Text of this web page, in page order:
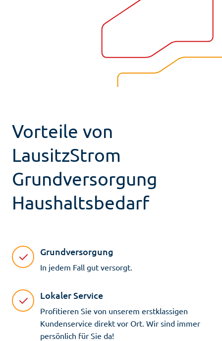
Vorteile von
LausitzStrom
Grundversorgung
Haushaltsbedarf
Grundversorgung
In jedem Fall gut versorgt.
Lokaler Service
Profitieren Sie von unserem erstklassigen
Kundenservice direkt vor Ort. Wir sind immer
persönlich für Sie da!